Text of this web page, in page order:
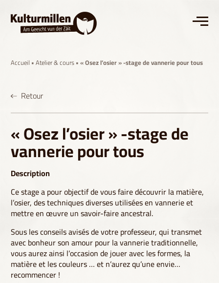
Accueil •Atelier & cours• « Osez l’osier » -stage de vannerie pour tous
Retour
« Osez l’osier » -stage de
vannerie pour tous
Description
Ce stage a pour objectif de vous faire découvrir la matière,
l’osier, des techniques diverses utilisées en vannerie et
mettre en œuvre un savoir-faire ancestral.
Sous les conseils avisés de votre professeur, qui transmet
avec bonheur son amour pour la vannerie traditionnelle,
vous aurez ainsi l’occasion de jouer avec les formes, la
matière et les couleurs … et n’aurez qu’une envie…
recommencer !